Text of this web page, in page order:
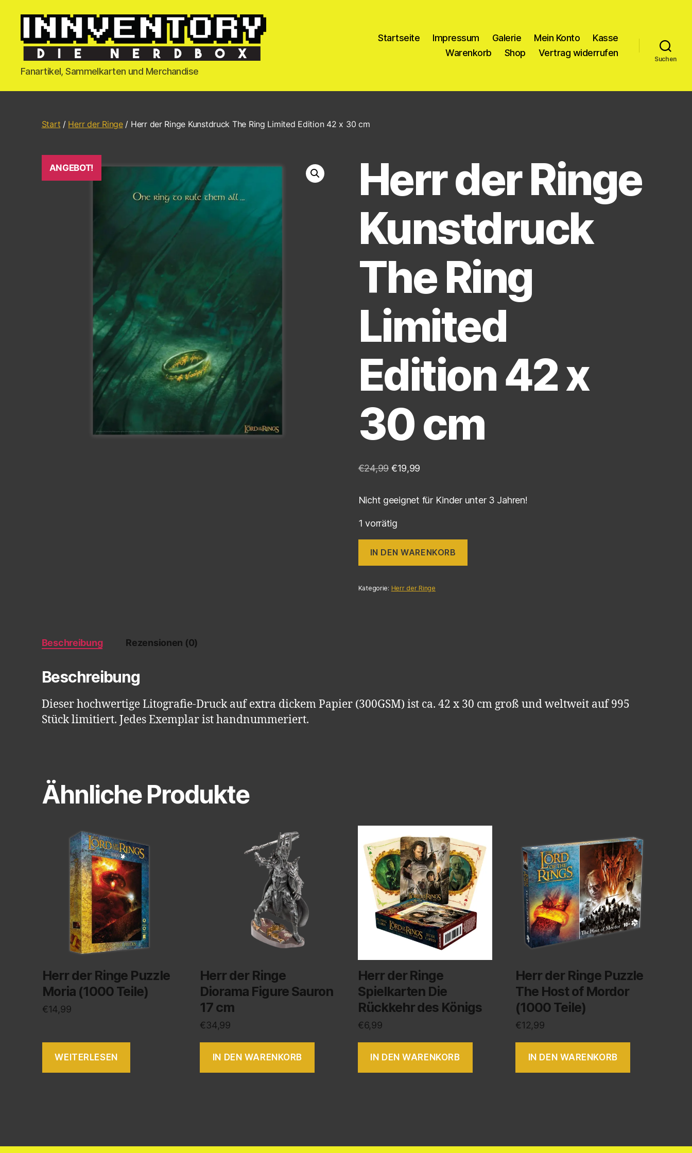
Fanartikel, Sammelkarten und Merchandise
Startseite Impressum Galerie Mein Konto
Kasse
Warenkorb
Shop Vertrag widerrufen
Suchen
Start / Herr der Ringe/ Herr der Ringe Kunstdruck The Ring Limited Edition 42 x 30 cm
ANGEBOT!
Herr der Ringe
Kunstdruck
The Ring
Limited
Edition 42 x
30 cm
€24,99 €19,99
Nicht geeignet für Kinder unter 3 Jahren!
1 vorrätig
IN DEN WARENKORB
Kategorie: Herr der Ringe
Beschreibung Rezensionen (0)
Beschreibung
Dieser hochwertige Litografie-Druck auf extra dickem Papier (300GSM) ist ca. 42 x 30 cm groß und weltweit auf 995
Stück limitiert. Jedes Exemplar ist handnummeriert.
Ähnliche Produkte
Herr der Ringe Puzzle
Moria (1000 Teile)
€14,99
WEITERLESEN
Herr der Ringe
Diorama Figure Sauron
17 cm
€34,99
IN DEN WARENKORB
Herr der Ringe
Spielkarten Die
Rückkehr des Königs
€6,99
IN DEN WARENKORB
Herr der Ringe Puzzle
The Host of Mordor
(1000 Teile)
€12,99
IN DEN WARENKORB